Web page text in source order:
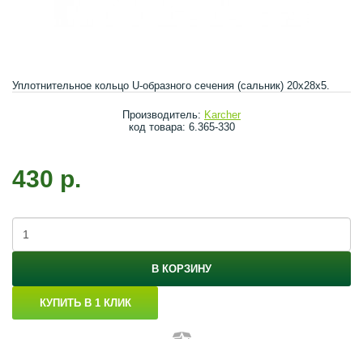
Уплотнительное кольцо U-образного сечения (сальник) 20x28x5.
Производитель: Karcher
код товара: 6.365-330
430 р.
В КОРЗИНУ
КУПИТЬ В 1 КЛИК